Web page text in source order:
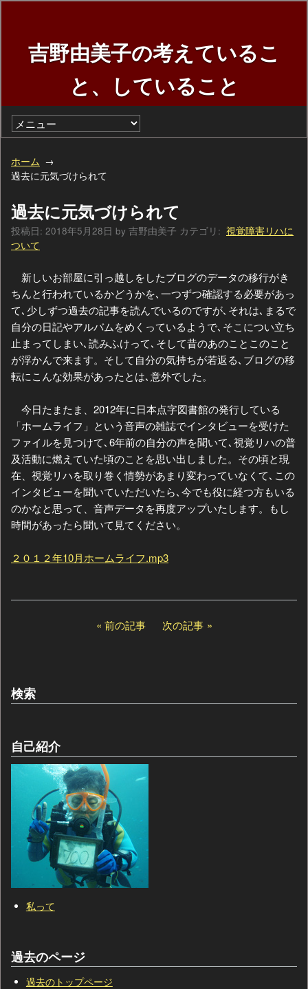
吉野由美子の考えているこ
と、していること
ホーム
過去に元気づけられて
過去に元気づけられて
投稿日: 2018年5月28日 by 吉野由美子 カテゴリ: 視覚障害リハに
ついて
新しいお部屋に引っ越しをしたブログのデータの移行がき
ちんと行われているかどうかを､一つずつ確認する必要があっ
て､少しずつ過去の記事を読んでいるのですが､それは､まるで
自分の日記やアルバムをめくっているようで､そこについ立ち
止まってしまい､読みふけって､そして昔のあのことこのこと
が浮かんで来ます。そして自分の気持ちが若返る､ブログの移
転にこんな効果があったとは､意外でした。
今日たまたま、2012年に日本点字図書館の発行している
「ホームライフ」という音声の雑誌でインタビューを受けた
ファイルを見つけて､6年前の自分の声を聞いて､視覚リハの普
及活動に燃えていた頃のことを思い出しました。その頃と現
在、視覚リハを取り巻く情勢があまり変わっていなくて､この
インタビューを聞いていただいたら､今でも役に経つ方もいる
のかなと思って、音声データを再度アップいたします。もし
時間があったら聞いて見てください。
２０１２年10月ホームライフ.mp3
前の記事 次の記事
検索
自己紹介
私って
過去のページ
過去のトップページ